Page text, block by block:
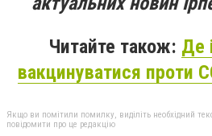
Читайте також: Де
вакцинуватися проти
Якщо ви помітили помилку, виділіть необхідний
повідомити про це редакцію